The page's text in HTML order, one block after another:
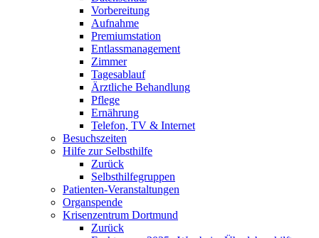
Vorbereitung
Aufnahme
Premiumstation
Entlassmanagement
Zimmer
Tagesablauf
Ärztliche Behandlung
Pflege
Ernährung
Telefon, TV & Internet
Besuchszeiten
Hilfe zur Selbsthilfe
Zurück
Selbsthilfegruppen
Patienten-Veranstaltungen
Organspende
Krisenzentrum Dortmund
Zurück